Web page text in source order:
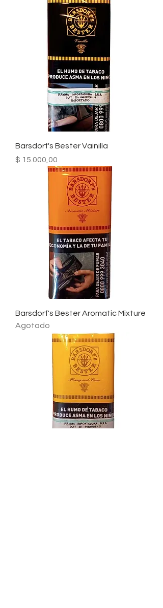
Barsdorf's Bester Vainilla
Precio
$ 15.000,00
Barsdorf's Bester Aromatic Mixture
Agotado